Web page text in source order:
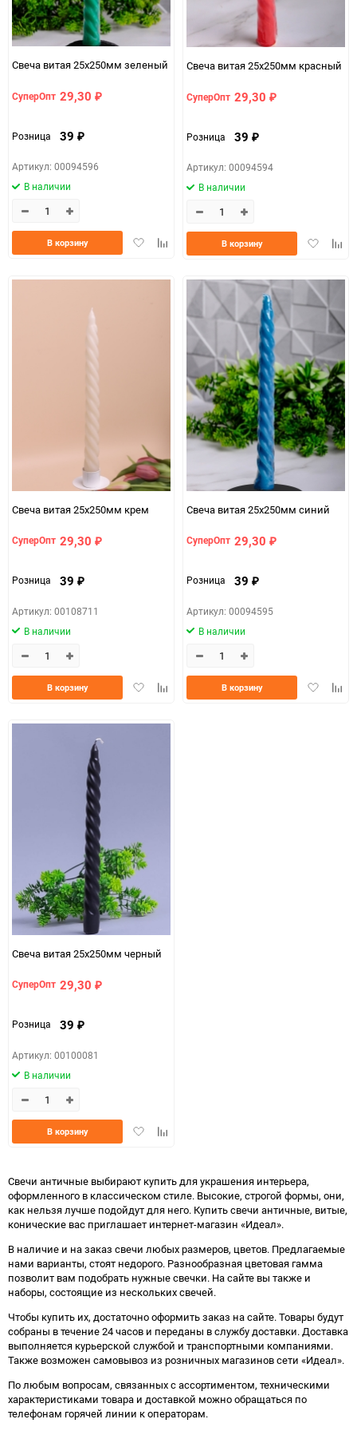
Свеча витая 25x250мм зеленый
СуперОпт 29,30 ₽
Розница 39 ₽
Артикул: 00094596
В наличии
ДобавитьДобавить
В корзину
Свеча витая 25x250мм красный
СуперОпт 29,30 ₽
Розница 39 ₽
Артикул: 00094594
В наличии
Добавить
В корзину
Свеча витая 25x250мм крем
СуперОпт 29,30 ₽
Розница 39 ₽
Артикул: 00108711
В наличии
ДобавитьДобавить
В корзину
Свеча витая 25x250мм синий
СуперОпт 29,30 ₽
Розница 39 ₽
Артикул: 00094595
В наличии
Добавить
В корзину
Свеча витая 25x250мм черный
СуперОпт 29,30 ₽
Розница 39 ₽
Артикул: 00100081
В наличии
ДобавитьДобавить
В корзину
Свечи античные выбирают купить для украшения интерьера,
оформленного в классическом стиле. Высокие, строгой формы, они,
как нельзя лучше подойдут для него. Купить свечи античные, витые,
конические вас приглашает интернет-магазин «Идеал».
В наличие и на заказ свечи любых размеров, цветов. Предлагаемые
нами варианты, стоят недорого. Разнообразная цветовая гамма
позволит вам подобрать нужные свечки. На сайте вы также и
наборы, состоящие из нескольких свечей.
Чтобы купить их, достаточно оформить заказ на сайте. Товары будут
собраны в течение 24 часов и переданы в службу доставки. Доставка
выполняется курьерской службой и транспортными компаниями.
Также возможен самовывоз из розничных магазинов сети «Идеал».
По любым вопросам, связанных с ассортиментом, техническими
характеристиками товара и доставкой можно обращаться по
телефонам горячей линии к операторам.